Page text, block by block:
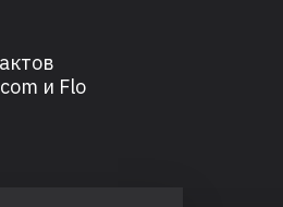
и Flo